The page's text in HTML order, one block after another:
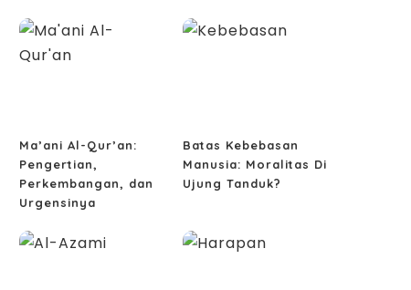
Ma’ani Al-Qur’an:
Pengertian,
Perkembangan, dan
Urgensinya
Batas Kebebasan
Manusia: Moralitas Di
Ujung Tanduk?